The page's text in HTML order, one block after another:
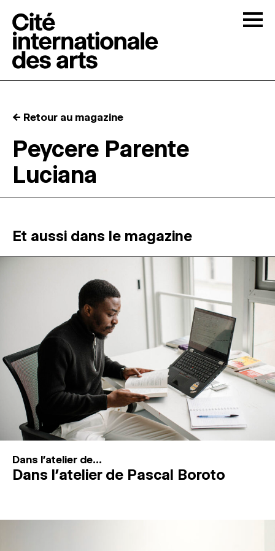
RÉSIDENCES ↓
ESPACES DE PRATIQUE ARTISTIQUE ↓
Recherche
Connexion
↓
← Retour au magazine
Peycere Parente
Luciana
Et aussi dans le magazine
Dans l'atelier de...
Dans l’atelier de Pascal Boroto